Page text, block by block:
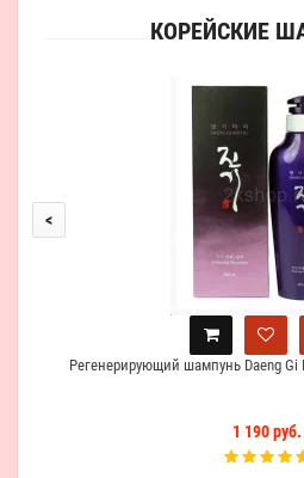
КОРЕЙСКИЕ
Регенерирующий шампунь Daeng Gi
1 190 руб.
<